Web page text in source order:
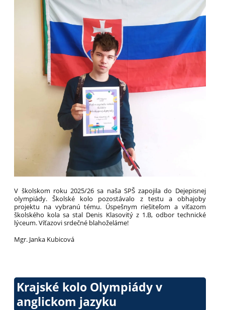
V školskom roku 2025/26 sa naša SPŠ zapojila do Dejepisnej
olympiády. Školské kolo pozostávalo z testu a obhajoby
projektu na vybranú tému. Úspešnym riešiteľom a víťazom
školského kola sa stal Denis Klasovitý z 1.B, odbor technické
lýceum. Víťazovi srdečné blahoželáme!
Mgr. Janka Kubicová
Krajské kolo Olympiády v
anglickom jazyku